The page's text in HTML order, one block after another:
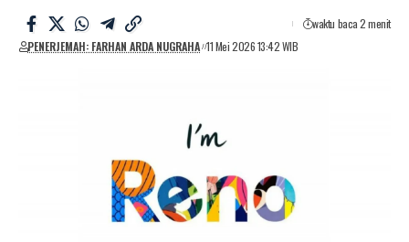
PENERJEMAH: FARHAN ARDA NUGRAHA 11 Mei 2026 13:42 WIB
waktu baca 2 menit